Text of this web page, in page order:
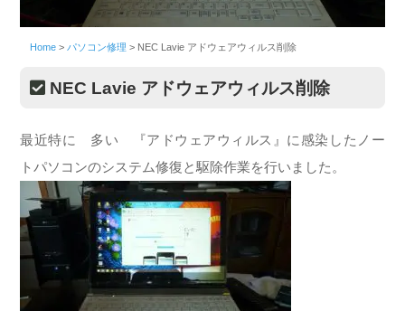
Home >パソコン修理 > NEC Lavie アドウェアウィルス削除
NEC Lavie アドウェアウィルス削除
最近特に 多い 『アドウェアウィルス』に感染したノー
トパソコンのシステム修復と駆除作業を行いました。